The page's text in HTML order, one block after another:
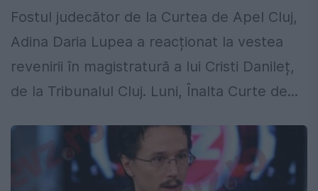
Fostul judecător de la Curtea de Apel Cluj,
Adina Daria Lupea a reacționat la vestea
revenirii în magistratură a lui Cristi Danileț,
de la Tribunalul Cluj. Luni, Înalta Curte de...